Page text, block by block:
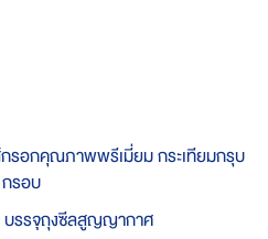
รอกคุณภาพพรีเมี่ยม กระเทียมกรุบ
กรอบ
บรรจุถุงซีลสูญญากาศ